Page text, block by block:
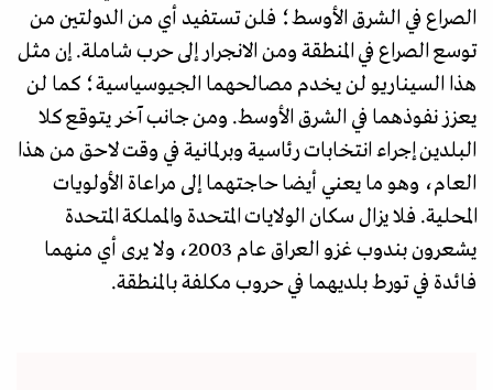
الصراع في الشرق الأوسط؛ فلن تستفيد أي من الدولتين من
توسع الصراع في المنطقة ومن الانجرار إلى حرب شاملة. إن مثل
هذا السيناريو لن يخدم مصالحهما الجيوسياسية؛ كما لن
يعزز نفوذهما في الشرق الأوسط. ومن جانب آخر يتوقع كلا
البلدين إجراء انتخابات رئاسية وبرلمانية في وقت لاحق من هذا
العام، وهو ما يعني أيضا حاجتهما إلى مراعاة الأولويات
المحلية. فلا يزال سكان الولايات المتحدة والمملكة المتحدة
يشعرون بندوب غزو العراق عام 2003، ولا يرى أي منهما
فائدة في تورط بلديهما في حروب مكلفة بالمنطقة.